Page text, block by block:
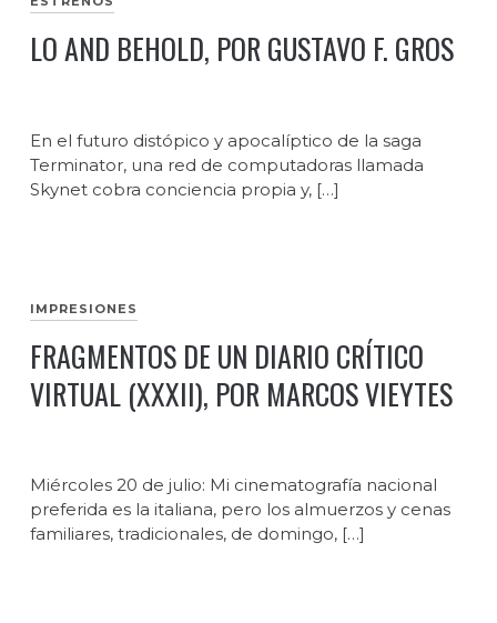
LO AND BEHOLD, POR GUSTAVO F. GROS
En el futuro distópico y apocalíptico de la saga
Terminator, una red de computadoras llamada
Skynet cobra conciencia propia y, […]
IMPRESIONES
FRAGMENTOS DE UN DIARIO CRÍTICO
VIRTUAL (XXXII), POR MARCOS VIEYTES
Miércoles 20 de julio: Mi cinematografía nacional
preferida es la italiana, pero los almuerzos y cenas
familiares, tradicionales, de domingo, […]